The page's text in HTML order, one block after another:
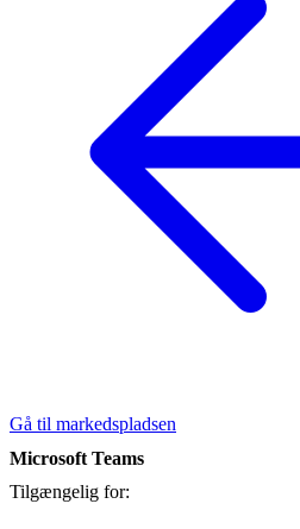
Gå til markedspladsen
Microsoft Teams
Tilgængelig for: